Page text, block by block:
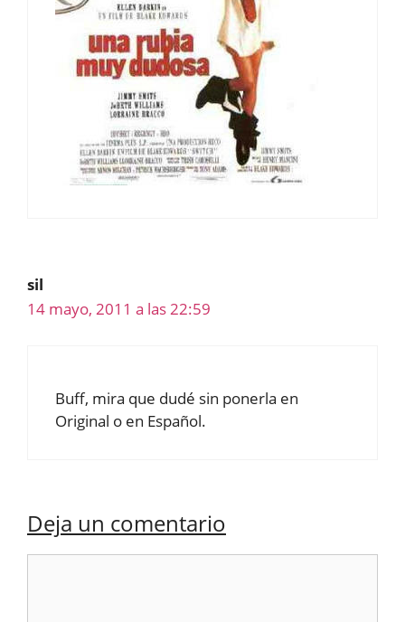
sil
14 mayo, 2011 a las 22:59
Buff, mira que dudé sin ponerla en
Original o en Español.
Deja un comentario